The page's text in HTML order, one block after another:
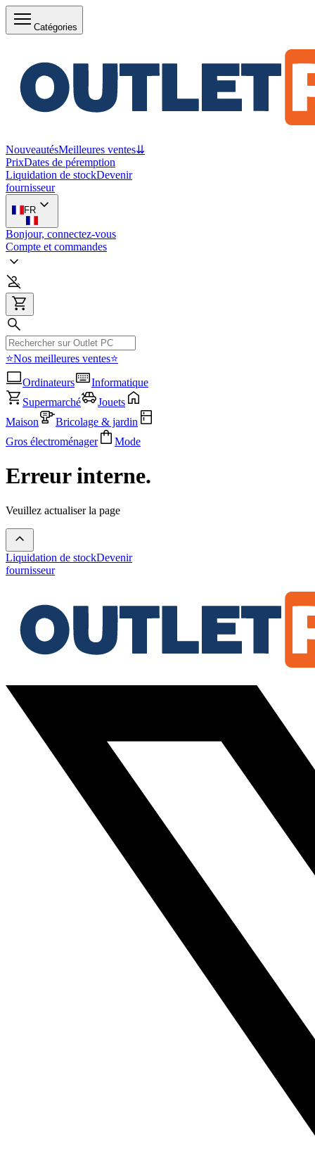
Catégories
NouveautésMeilleures ventes⇊
PrixDates de péremption
Liquidation de stockDevenir
fournisseur
FR
Bonjour, connectez-vous
Compte et commandes
⭐Nos meilleures ventes⭐
Ordinateurs
Informatique
Supermarché
Jouets
Maison
Bricolage & jardin
Gros électroménager
Mode
Erreur interne.
Veuillez actualiser la page
Liquidation de stockDevenir
fournisseur